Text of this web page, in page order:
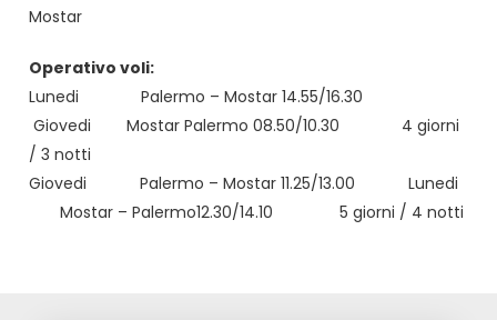
Mostar
Operativo voli:
Lunedi Palermo – Mostar 14.55/16.30
Giovedi Mostar Palermo 08.50/10.30 4 giorni
/ 3 notti
Giovedi Palermo – Mostar 11.25/13.00 Lunedi
Mostar – Palermo12.30/14.10 5 giorni / 4 notti